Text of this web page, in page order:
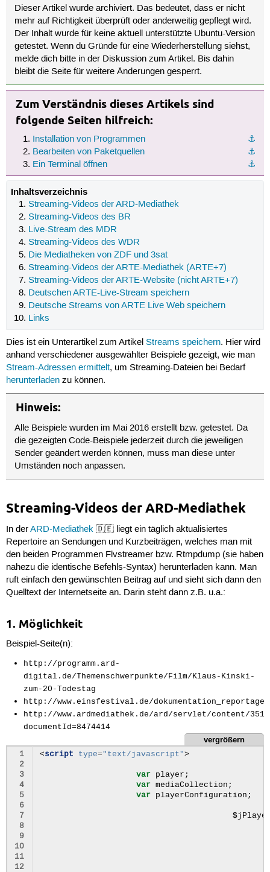
Dieser Artikel wurde archiviert. Das bedeutet, dass er nicht
mehr auf Richtigkeit überprüft oder anderweitig gepflegt wird.
Der Inhalt wurde für keine aktuell unterstützte Ubuntu-Version
getestet. Wenn du Gründe für eine Wiederherstellung siehst,
melde dich bitte in der Diskussion zum Artikel. Bis dahin
bleibt die Seite für weitere Änderungen gesperrt.
Zum Verständnis dieses Artikels sind
folgende Seiten hilfreich:
⚓︎
Installation von Programmen
⚓︎
Bearbeiten von Paketquellen
⚓︎
Ein Terminal öffnen
Inhaltsverzeichnis
Streaming-Videos der ARD-Mediathek
Streaming-Videos des BR
Live-Stream des MDR
Streaming-Videos des WDR
Die Mediatheken von ZDF und 3sat
Streaming-Videos der ARTE-Mediathek (ARTE+7)
Streaming-Videos der ARTE-Website (nicht ARTE+7)
Deutschen ARTE-Live-Stream speichern
Deutsche Streams von ARTE Live Web speichern
Links
Dies ist ein Unterartikel zum Artikel Streams speichern. Hier wird
anhand verschiedener ausgewählter Beispiele gezeigt, wie man
Stream-Adressen ermittelt, um Streaming-Dateien bei Bedarf
herunterladenzu können.
Hinweis:
Alle Beispiele wurden im Mai 2016 erstellt bzw. getestet. Da
die gezeigten Code-Beispiele jederzeit durch die jeweiligen
Sender geändert werden können, muss man diese unter
Umständen noch anpassen.
Streaming-Videos der ARD-Mediathek
In derARD-Mediathek🇩🇪 liegt ein täglich aktualisiertes
Repertoire an Sendungen und Kurzbeiträgen, welches man mit
den beiden Programmen Flvstreamer bzw. Rtmpdump (sie haben
nahezu die identische Befehls-Syntax) herunterladen kann. Man
ruft einfach den gewünschten Beitrag auf und sieht sich dann den
Quelltext der Internetseite an. Darin steht dann z.B. u.a.:
1. Möglichkeit
Beispiel-Seite(n):
http://programm.ard-
digital.de/Themenschwerpunkte/Film/Klaus-Kinski-
zum-20-Todestag
http://www.einsfestival.de/
http://www.ardmediathek.de/ard/servlet/content/
documentId=8474414
vergrößern
1
2
3
4
5
6
7
8
9
10
11
12
<script type="text/javascript">
var player ;
var mediaCollection ;
var
playerConfiguration ;